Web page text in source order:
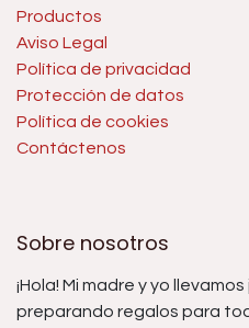
Productos
Aviso Legal
Política de privacidad
Protección de datos
Política de cookies
Contáctenos
Sobre nosotros
¡Hola! Mi madre y yo
preparando regalos para